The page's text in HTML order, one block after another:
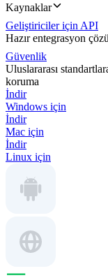
Kaynaklar
Geliştiriciler için API
Hazır entegrasyon
Güvenlik
Uluslararası
koruma
İndir
Windows için
İndir
Mac için
İndir
Linux için